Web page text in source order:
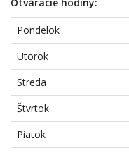
Pondelok
Utorok
Streda
Štvrtok
Piatok